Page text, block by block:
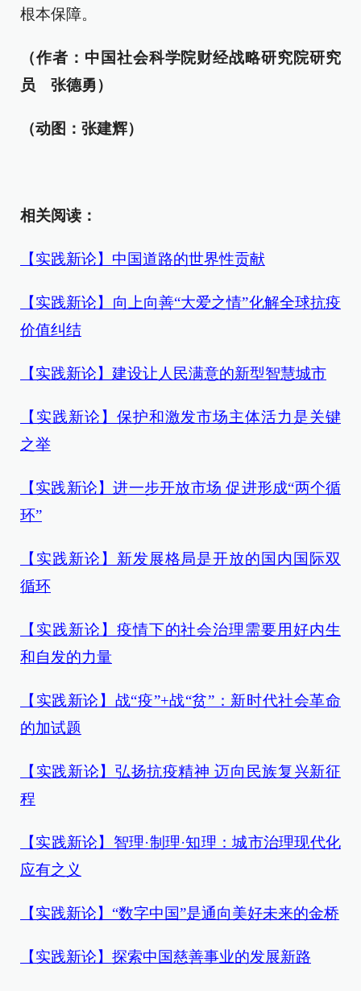
根本保障。
（作者：中国社会科学院财经战略研究院研究
员 张德勇）
（动图：张建辉）
相关阅读：
【实践新论】中国道路的世界性贡献
【实践新论】向上向善“大爱之情”化解全球抗疫
价值纠结
【实践新论】建设让人民满意的新型智慧城市
【实践新论】保护和激发市场主体活力是关键
之举
【实践新论】进一步开放市场 促进形成“两个循
环”
【实践新论】新发展格局是开放的国内国际双
循环
【实践新论】疫情下的社会治理需要用好内生
和自发的力量
【实践新论】战“疫”+战“贫”：新时代社会革命
的加试题
【实践新论】弘扬抗疫精神 迈向民族复兴新征
程
【实践新论】智理·制理·知理：城市治理现代化
应有之义
【实践新论】“数字中国”是通向美好未来的金桥
【实践新论】探索中国慈善事业的发展新路